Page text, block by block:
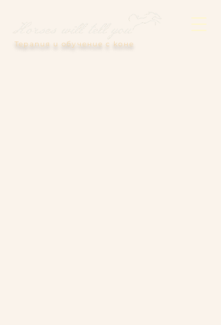
Терапия и обучение с коне